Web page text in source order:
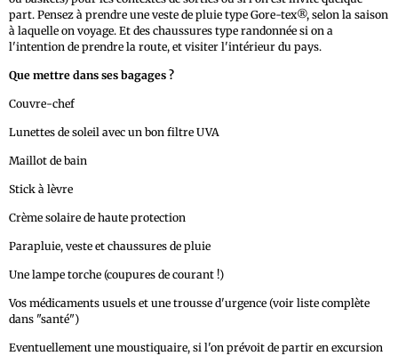
part. Pensez à prendre une veste de pluie type Gore-tex®, selon la saison
à laquelle on voyage. Et des chaussures type randonnée si on a
l'intention de prendre la route, et visiter l'intérieur du pays.
Que mettre dans ses bagages ?
Couvre-chef
Lunettes de soleil avec un bon filtre UVA
Maillot de bain
Stick à lèvre
Crème solaire de haute protection
Parapluie, veste et chaussures de pluie
Une lampe torche (coupures de courant !)
Vos médicaments usuels et une trousse d'urgence (voir liste complète
dans "santé")
Eventuellement une moustiquaire, si l'on prévoit de partir en excursion